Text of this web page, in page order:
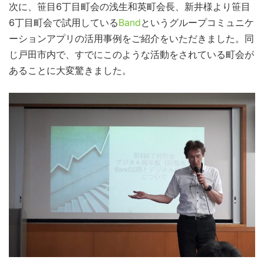
次に、笹目6丁目町会の浅生和英町会長、新井様より笹目
6丁目町会で試用しているBandというグループコミュニケ
ーションアプリの活用事例をご紹介をいただきました。同
じ戸田市内で、すでにこのような活動をされている町会が
あることに大変驚きました。